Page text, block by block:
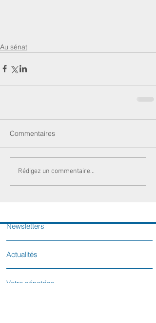
Au sénat
Commentaires
Rédigez un commentaire...
Newsletters
Actualités
Votre sénatrice